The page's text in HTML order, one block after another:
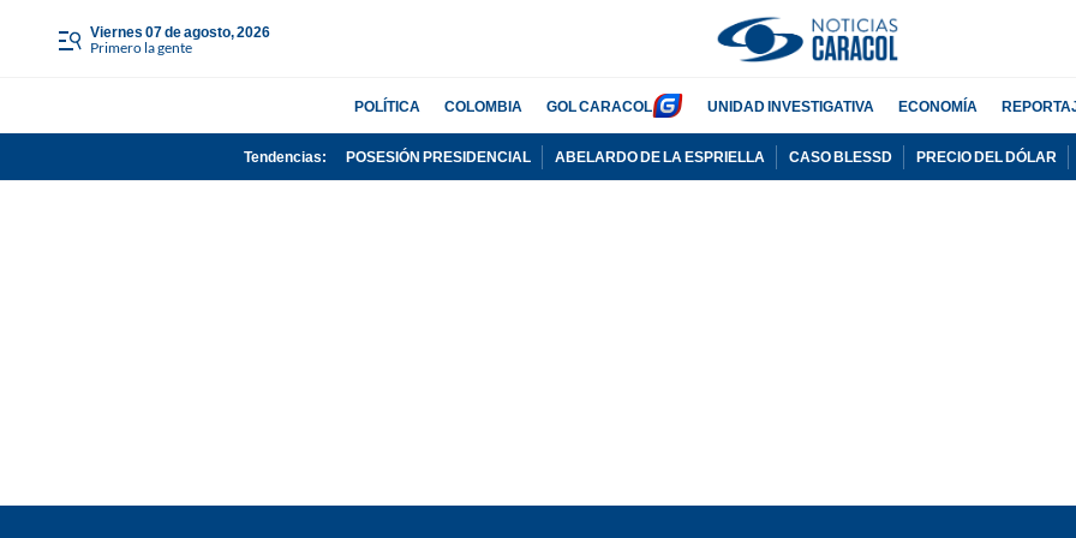
viernes 07 de agosto, 2026
Primero la gente
POLÍTICA COLOMBIA GOL CARACOL UNIDAD INVESTIGATIVA ECONOMÍA
Tendencias: POSESIÓN PRESIDENCIAL ABELARDO DE LA ESPRIELLA CASO BLESSD PRECIO DEL DÓLAR